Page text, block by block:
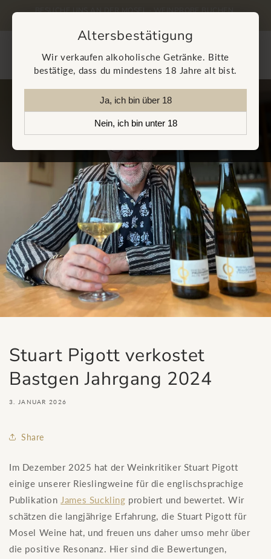
zum BESUCHE UNS AN DER MOSEL · WEINPROBE BUCHEN
Warenkorb
Stuart Pigott verkostet
Bastgen Jahrgang 2024
3. JANUAR 2026
Share
Im Dezember 2025 hat der Weinkritiker Stuart Pigott
einige unserer Rieslingweine für die englischsprachige
Publikation James Suckling probiert und bewertet. Wir
schätzen die langjährige Erfahrung, die Stuart Pigott für
Mosel Weine hat, und freuen uns daher umso mehr über
die positive Resonanz. Hier sind die Bewertungen,
Altersbestätigung
Wir verkaufen alkoholische Getränke. Bitte
bestätige, dass du mindestens 18 Jahre alt bist.
Ja, ich bin über 18
Nein, ich bin unter 18